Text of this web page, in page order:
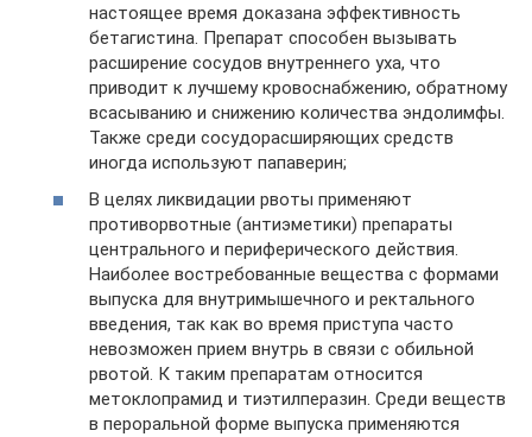
настоящее время доказана эффективность
бетагистина. Препарат способен вызывать
расширение сосудов внутреннего уха, что
приводит к лучшему кровоснабжению, обратному
всасыванию и снижению количества эндолимфы.
Также среди сосудорасширяющих средств
иногда используют папаверин;
В целях ликвидации рвоты применяют
противорвотные (антиэметики) препараты
центрального и периферического действия.
Наиболее востребованные вещества с формами
выпуска для внутримышечного и ректального
введения, так как во время приступа часто
невозможен прием внутрь в связи с обильной
рвотой. К таким препаратам относится
метоклопрамид и тиэтилперазин. Среди веществ
в пероральной форме выпуска применяются